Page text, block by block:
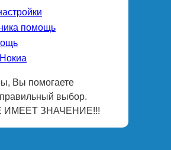
помощь
Вы помогаете
выбор.
ЗНАЧЕНИЕ!!!